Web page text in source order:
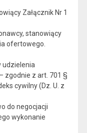
Załącznik Nr 1
stanowiący
ofertowego.
udzielenia
zgodnie z art. 701 §
cywilny (Dz. U. z
do negocjacji
wykonanie